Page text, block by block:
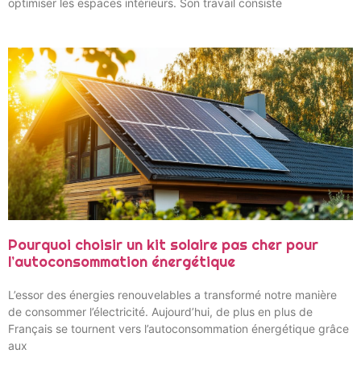
optimiser les espaces intérieurs. Son travail consiste
Pourquoi choisir un kit solaire pas cher pour
l’autoconsommation énergétique
L’essor des énergies renouvelables a transformé notre manière
de consommer l’électricité. Aujourd’hui, de plus en plus de
Français se tournent vers l’autoconsommation énergétique grâce
aux